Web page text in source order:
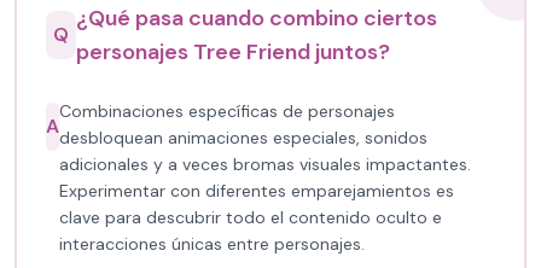
Q
¿Qué pasa cuando combino ciertos
personajes Tree Friend juntos?
A
Combinaciones específicas de personajes
desbloquean animaciones especiales, sonidos
adicionales y a veces bromas visuales impactantes.
Experimentar con diferentes emparejamientos es
clave para descubrir todo el contenido oculto e
interacciones únicas entre personajes.